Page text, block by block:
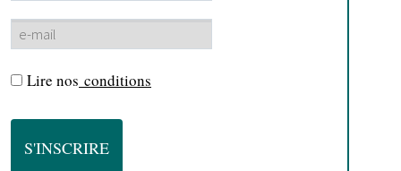
Lire nos conditions